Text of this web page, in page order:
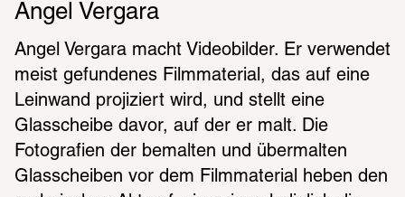
Angel Vergara
Angel Vergara macht Videobilder. Er verwendet
meist gefundenes Filmmaterial, das auf eine
Leinwand projiziert wird, und stellt eine
Glasscheibe davor, auf der er malt. Die
Fotografien der bemalten und übermalten
Glasscheiben vor dem Filmmaterial heben den